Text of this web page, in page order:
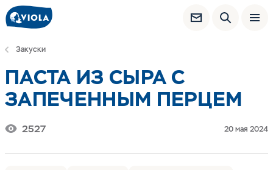
Закуски
ПАСТА ИЗ СЫРА С
ЗАПЕЧЕННЫМ ПЕРЦЕМ
2527 20 мая 2024